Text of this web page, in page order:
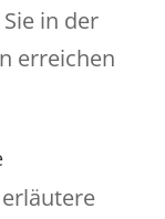
in der
erreichen